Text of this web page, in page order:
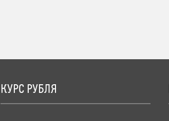
КУРС РУБЛЯ